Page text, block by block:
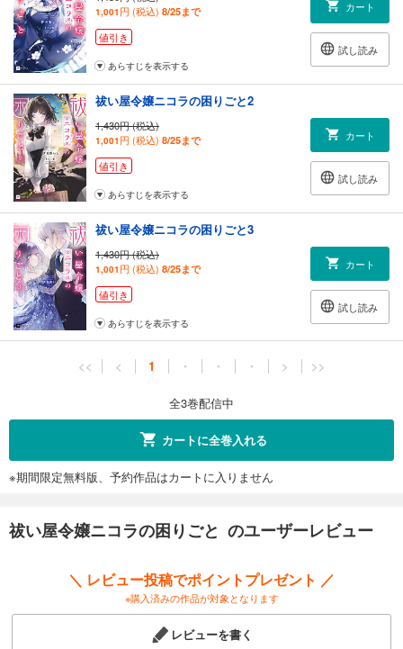
1,001 円 (税込) 8/25まで
値引き
カート
試し読み
あらすじを表示する
祓い屋令嬢ニコラの困りごと2
1,430円 (税込)
1,001 円 (税込) 8/25まで
値引き
カート
試し読み
あらすじを表示する
祓い屋令嬢ニコラの困りごと3
1,430円 (税込)
1,001 円 (税込) 8/25まで
値引き
カート
試し読み
あらすじを表示する
<< < 1 ・ ・ ・ > >>
全3巻配信中
カートに全巻入れる
※期間限定無料版、予約作品はカートに入りません
祓い屋令嬢ニコラの困りごと のユーザーレビュー
＼ レビュー投稿でポイントプレゼント ／
※購入済みの作品が対象となります
レビューを書く